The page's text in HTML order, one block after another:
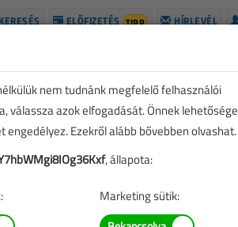
HÍRLEVÉL
ELŐFIZETÉS TIPP
nem tudnánk megfelelő felhasználói
válassza azok elfogadását. Önnek lehetősége
Ezekről alább bővebben olvashat.
, állapota:
Marketing sütik: